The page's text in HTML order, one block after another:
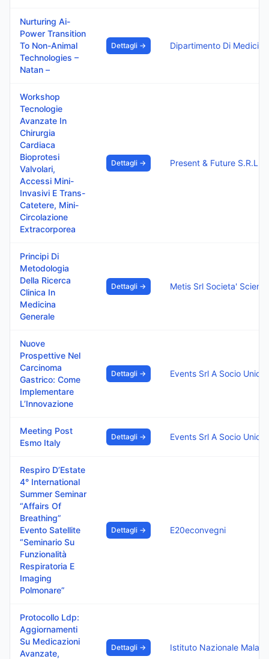
Nurturing Ai-
Power Transition
To Non-Animal
Technologies –
Natan –
Dettagli →
Workshop
Tecnologie
Avanzate In
Chirurgia
Cardiaca
Bioprotesi
Valvolari,
Accessi Mini-
Invasivi E Trans-
Catetere, Mini-
Circolazione
Extracorporea
Dettagli → Present & Future S.R.L.S.
Principi Di
Metodologia
Della Ricerca
Clinica In
Medicina
Generale
Dettagli →
Nuove
Prospettive Nel
Carcinoma
Gastrico: Come
Implementare
L’Innovazione
Dettagli → Events Srl A Socio Unico
Meeting Post
Esmo Italy
Dettagli → Events Srl A Socio Unico
Respiro D’Estate
4° International
Summer Seminar
“Affairs Of
Breathing”
Evento Satellite
“Seminario Su
Funzionalità
Respiratoria E
Imaging
Polmonare”
Dettagli → E20econvegni
Protocollo Ldp:
Aggiornamenti
Su Medicazioni
Avanzate,
Dettagli →